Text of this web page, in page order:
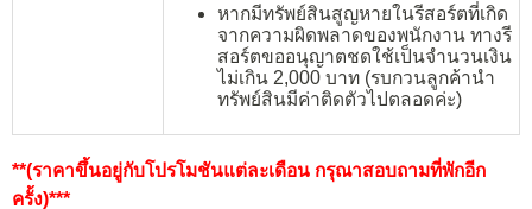
หากมีทรัพย์สินสูญหายในรีสอร์ตที่เกิด
จากความผิดพลาดของพนักงาน ทางรี
สอร์ตขออนุญาตชดใช้เป็นจำนวนเงิน
ไม่เกิน 2,000 บาท (รบกวนลูกค้านำ
ทรัพย์สินมีค่าติดตัวไปตลอดค่ะ)
**(ราคาขึ้นอยู่กับโปรโมชันแต่ละเดือน กรุณาสอบถามที่พักอีก
ครั้ง)***